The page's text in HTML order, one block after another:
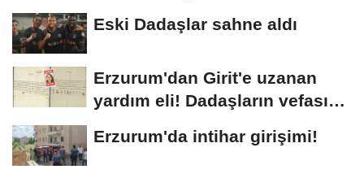
Eski Dadaşlar sahne aldı
Erzurum'dan Girit'e uzanan
yardım eli! Dadaşların vefası
Erzurum'da intihar girişimi!